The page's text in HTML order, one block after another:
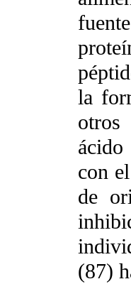
la
otros
con
de
(87)